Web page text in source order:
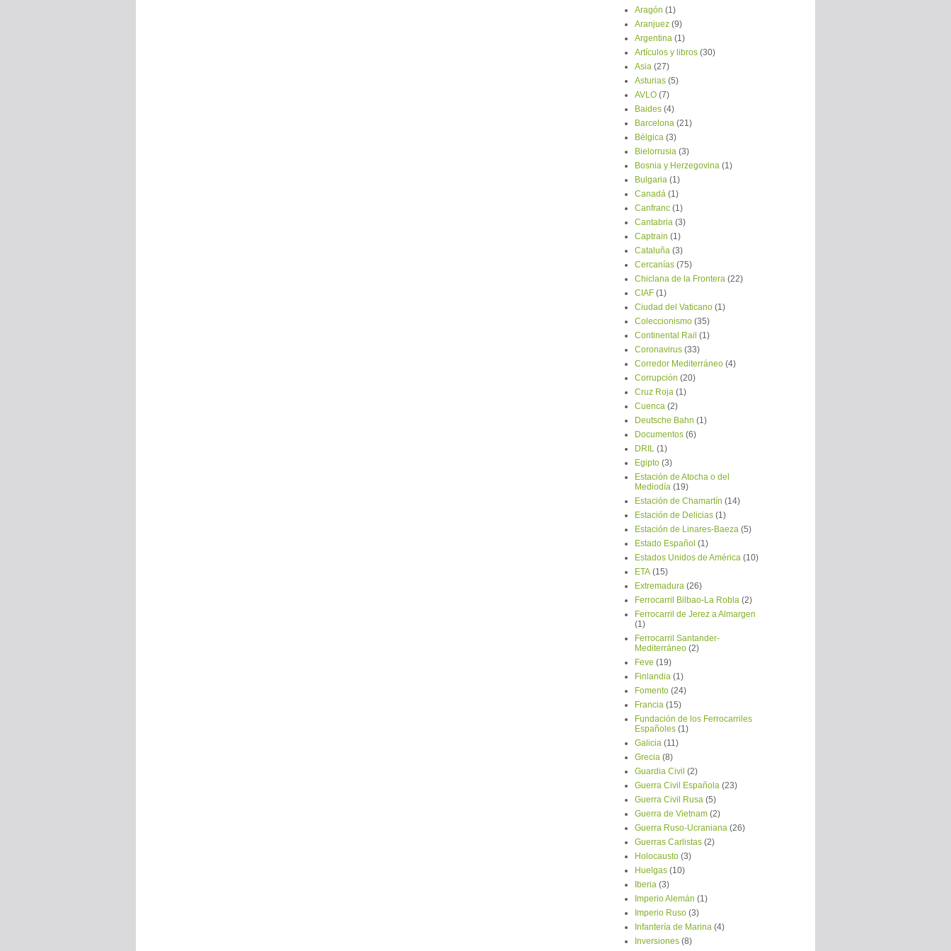
Aragón (1)
Aranjuez (9)
Argentina (1)
Artículos y libros (30)
Asia (27)
Asturias (5)
AVLO (7)
Baides (4)
Barcelona (21)
Bélgica (3)
Bielorrusia (3)
Bosnia y Herzegovina (1)
Bulgaria (1)
Canadá (1)
Canfranc (1)
Cantabria (3)
Captrain (1)
Cataluña (3)
Cercanías (75)
Chiclana de la Frontera (22)
CIAF (1)
Ciudad del Vaticano (1)
Coleccionismo (35)
Continental Rail (1)
Coronavirus (33)
Corredor Mediterráneo (4)
Corrupción (20)
Cruz Roja (1)
Cuenca (2)
Deutsche Bahn (1)
Documentos (6)
DRIL (1)
Egipto (3)
Estación de Atocha o del
Mediodía (19)
Estación de Chamartín (14)
Estación de Delicias (1)
Estación de Linares-Baeza (5)
Estado Español (1)
Estados Unidos de América (10)
ETA (15)
Extremadura (26)
Ferrocarril Bilbao-La Robla (2)
Ferrocarril de Jerez a Almargen
(1)
Ferrocarril Santander-
Mediterráneo (2)
Feve (19)
Finlandia (1)
Fomento (24)
Francia (15)
Fundación de los Ferrocarriles
Españoles (1)
Galicia (11)
Grecia (8)
Guardia Civil (2)
Guerra Civil Española (23)
Guerra Civil Rusa (5)
Guerra de Vietnam (2)
Guerra Ruso-Ucraniana (26)
Guerras Carlistas (2)
Holocausto (3)
Huelgas (10)
Iberia (3)
Imperio Alemán (1)
Imperio Ruso (3)
Infantería de Marina (4)
Inversiones (8)